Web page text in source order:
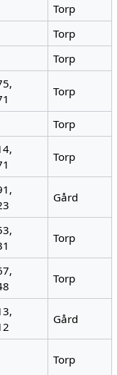
Torp
Torp
Torp
Torp
Torp
Torp
Gård
Torp
Torp
Gård
Torp